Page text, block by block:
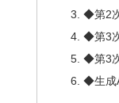
◆第2
◆第3
◆第3
◆生成